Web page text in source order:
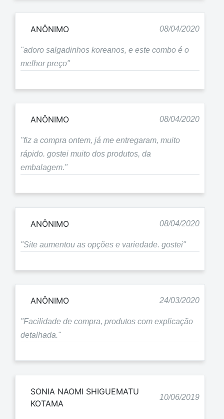
ANÔNIMO 08/04/2020
"adoro salgadinhos koreanos, e este combo é o
melhor preço"
ANÔNIMO 08/04/2020
"fiz a compra ontem, já me entregaram, muito
rápido. gostei muito dos produtos, da
embalagem."
ANÔNIMO 08/04/2020
"Site aumentou as opções e variedade. gostei"
ANÔNIMO 24/03/2020
"Facilidade de compra, produtos com explicação
detalhada."
SONIA NAOMI SHIGUEMATU
KOTAMA
10/06/2019